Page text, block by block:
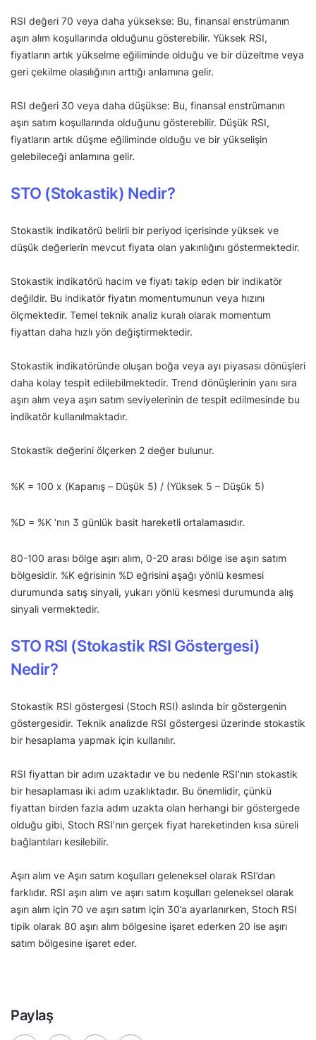
RSI değeri 70 veya daha yüksekse: Bu, finansal enstrümanın
aşırı alım koşullarında olduğunu gösterebilir. Yüksek RSI,
fiyatların artık yükselme eğiliminde olduğu ve bir düzeltme veya
geri çekilme olasılığının arttığı anlamına gelir.
RSI değeri 30 veya daha düşükse: Bu, finansal enstrümanın
aşırı satım koşullarında olduğunu gösterebilir. Düşük RSI,
fiyatların artık düşme eğiliminde olduğu ve bir yükselişin
gelebileceği anlamına gelir.
STO (Stokastik) Nedir?
Stokastik indikatörü belirli bir periyod içerisinde yüksek ve
düşük değerlerin mevcut fiyata olan yakınlığını göstermektedir.
Stokastik indikatörü hacim ve fiyatı takip eden bir indikatör
değildir. Bu indikatör fiyatın momentumunun veya hızını
ölçmektedir. Temel teknik analiz kuralı olarak momentum
fiyattan daha hızlı yön değiştirmektedir.
Stokastik indikatöründe oluşan boğa veya ayı piyasası dönüşleri
daha kolay tespit edilebilmektedir. Trend dönüşlerinin yanı sıra
aşırı alım veya aşırı satım seviyelerinin de tespit edilmesinde bu
indikatör kullanılmaktadır.
Stokastik değerini ölçerken 2 değer bulunur.
%K = 100 x (Kapanış – Düşük 5) / (Yüksek 5 – Düşük 5)
%D = %K ‘nın 3 günlük basit hareketli ortalamasıdır.
80-100 arası bölge aşırı alım, 0-20 arası bölge ise aşırı satım
bölgesidir. %K eğrisinin %D eğrisini aşağı yönlü kesmesi
durumunda satış sinyali, yukarı yönlü kesmesi durumunda alış
sinyali vermektedir.
STO RSI (Stokastik RSI Göstergesi)
Nedir?
Stokastik RSI göstergesi (Stoch RSI) aslında bir göstergenin
göstergesidir. Teknik analizde RSI göstergesi üzerinde stokastik
bir hesaplama yapmak için kullanılır.
RSI fiyattan bir adım uzaktadır ve bu nedenle RSI’nın stokastik
bir hesaplaması iki adım uzaklıktadır. Bu önemlidir, çünkü
fiyattan birden fazla adım uzakta olan herhangi bir göstergede
olduğu gibi, Stoch RSI’nın gerçek fiyat hareketinden kısa süreli
bağlantıları kesilebilir.
Aşırı alım ve Aşırı satım koşulları geleneksel olarak RSI’dan
farklıdır. RSI aşırı alım ve aşırı satım koşulları geleneksel olarak
aşırı alım için 70 ve aşırı satım için 30’a ayarlanırken, Stoch RSI
tipik olarak 80 aşırı alım bölgesine işaret ederken 20 ise aşırı
satım bölgesine işaret eder.
Paylaş